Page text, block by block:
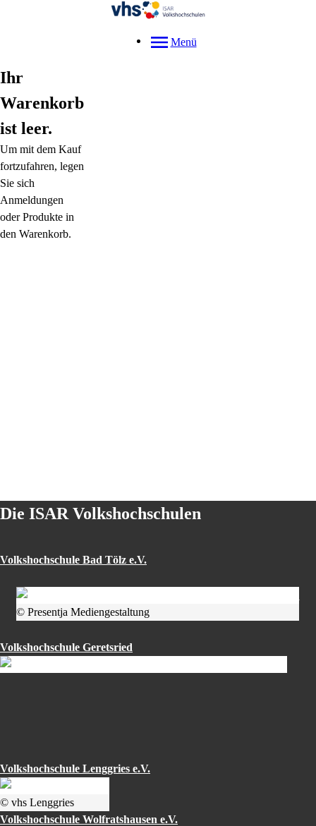
Menü
Ihr
Warenkorb
ist leer.
Um mit dem Kauf
fortzufahren, legen
Sie sich
Anmeldungen
oder Produkte in
den Warenkorb.
Die ISAR Volkshochschulen
Volkshochschule Bad Tölz e.V.
© Presentja Mediengestaltung
Volkshochschule Geretsried
Volkshochschule Lenggries e.V.
© vhs Lenggries
Volkshochschule Wolfratshausen e.V.